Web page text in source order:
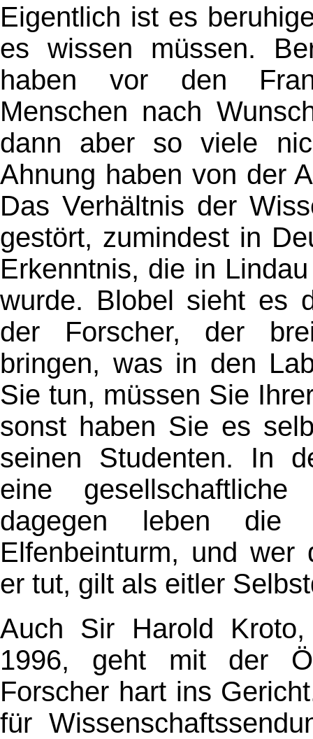
Eigentlich ist es
es wissen müssen.
haben vor den
Menschen nach
dann aber so viele
Ahnung haben von der
Das Verhältnis der
gestört, zumindest in
Erkenntnis, die in
wurde. Blobel sieht es
der Forscher, der
bringen, was in den
Sie tun, müssen Sie
sonst haben Sie es
seinen Studenten. In
eine
dagegen leben die
Elfenbeinturm, und wer
er tut, gilt als eitler
Auch Sir Harold Kroto,
1996, geht mit der
Forscher hart ins
für